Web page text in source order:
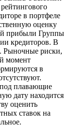
в портфеле
оценку
прибыли Группы
кредиторов. В
Рыночные риски,
момент
в
плавающие
дату находится
оценить
ставок на